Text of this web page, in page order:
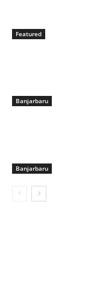
Featured
Banjarbaru
Banjarbaru